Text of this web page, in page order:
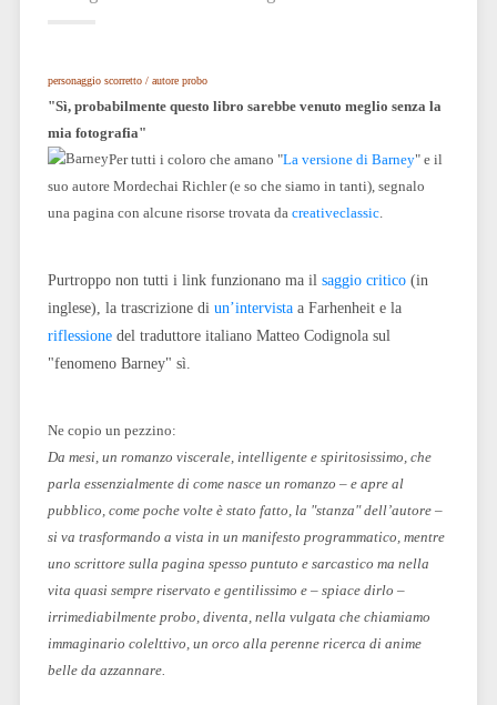
personaggio scorretto / autore probo
"Sì, probabilmente questo libro sarebbe venuto meglio senza la
mia fotografia"
Per tutti i coloro che amano "La versione di Barney" e il
suo autore Mordechai Richler (e so che siamo in tanti), segnalo
una pagina con alcune risorse trovata da creativeclassic.
Purtroppo non tutti i link funzionano ma il saggio critico(in
inglese), la trascrizione di un’intervistaa Farhenheit e la
riflessionedel traduttore italiano Matteo Codignola sul
"fenomeno Barney" sì.
Ne copio un pezzino:
Da mesi, un romanzo viscerale, intelligente e spiritosissimo, che
parla essenzialmente di come nasce un romanzo – e apre al
pubblico, come poche volte è stato fatto, la "stanza" dell’autore –
si va trasformando a vista in un manifesto programmatico, mentre
uno scrittore sulla pagina spesso puntuto e sarcastico ma nella
vita quasi sempre riservato e gentilissimo e – spiace dirlo –
irrimediabilmente probo, diventa, nella vulgata che chiamiamo
immaginario colelttivo, un orco alla perenne ricerca di anime
belle da azzannare.